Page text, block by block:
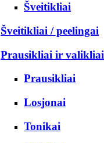
Šveitikliai
Šveitikliai / peelingai
Prausikliai ir valikliai
Prausikliai
Losjonai
Tonikai